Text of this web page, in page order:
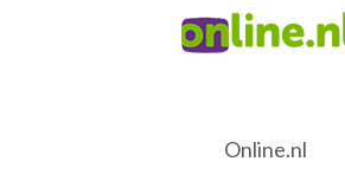
Online.nl